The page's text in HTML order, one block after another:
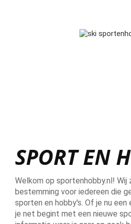
SPORT EN
Welkom op sportenhobby.nl! Wij
bestemming voor iedereen die
sporten en hobby's. Of je nu
je net begint met een nieuwe